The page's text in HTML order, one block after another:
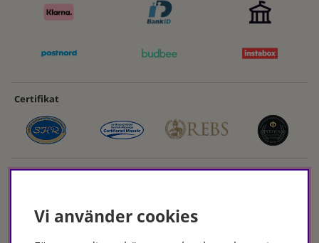
Certifikat
Vi använder cookies